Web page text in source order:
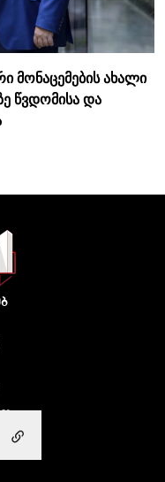
მონაცემების ახალი
წვდომისა და